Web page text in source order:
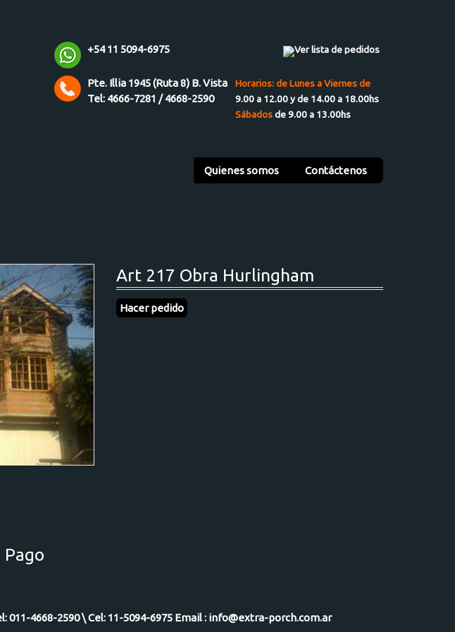
+54 11 5094-6975 Ver lista de pedidos
Pte. Illia 1945 (Ruta 8) B. Vista
Tel: 4666-7281 / 4668-2590
Horarios: de Lunes a Viernes de
9.00 a 12.00 y de 14.00 a 18.00hs
Sábadosde 9.00 a 13.00hs
Quienes somos Contáctenos
Art 217 Obra Hurlingham
Hacer pedido
Pago
011-4668-2590 \ Cel: 11-5094-6975 Email : info@extra-porch.com.ar